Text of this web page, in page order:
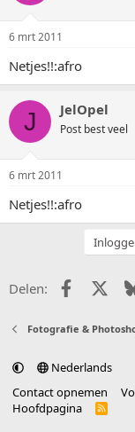
6 mrt 2011
Netjes!!:afro
J JelOpel
Post best veel
6 mrt 2011
Netjes!!:afro
Delen: Facebook
X
Fotografie &
Nederlands
Contact opnemen
Hoofdpagina
R